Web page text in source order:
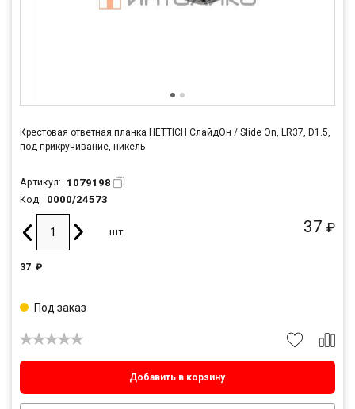
Крестовая ответная планка HETTICH СлайдОн / Slide On, LR37, D1.5,
под прикручивание, никель
Артикул: 1079198
Код: 0000/24573
37 ₽
шт
37 ₽
Добавить в корзину
Под заказ